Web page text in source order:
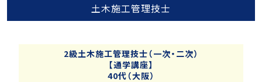
土木施工管理技士
2級土木施工管理技士（一次・二次）
【通学講座】
40代（大阪）